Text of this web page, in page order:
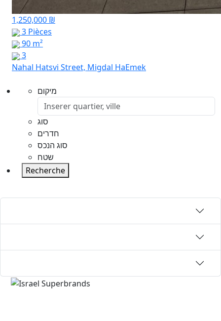
1,250,000 ₪
3 Pièces
90 m²
3
Nahal Hatsvi Street, Migdal HaEmek
מיקום
סוג
חדרים
סוג הנכס
שטח
Recherche